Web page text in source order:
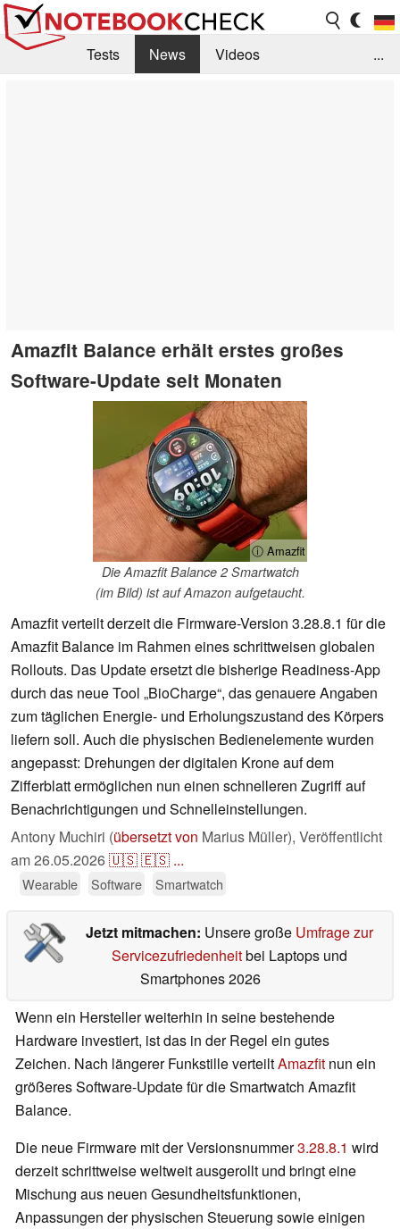
Tests News
Videos
...
Amazfit Balance erhält erstes großes
Software-Update seit Monaten
ⓘ Amazfit
Die Amazfit Balance 2 Smartwatch
(im Bild) ist auf Amazon aufgetaucht.
Amazfit verteilt derzeit die Firmware-Version 3.28.8.1 für die
Amazfit Balance im Rahmen eines schrittweisen globalen
Rollouts. Das Update ersetzt die bisherige Readiness-App
durch das neue Tool „BioCharge“, das genauere Angaben
zum täglichen Energie- und Erholungszustand des Körpers
liefern soll. Auch die physischen Bedienelemente wurden
angepasst: Drehungen der digitalen Krone auf dem
Zifferblatt ermöglichen nun einen schnelleren Zugriff auf
Benachrichtigungen und Schnelleinstellungen.
Antony Muchiri (übersetzt von Marius Müller), Veröffentlicht
am26.05.2026🇺🇸🇪🇸 ...
Wearable Software Smartwatch
Jetzt mitmachen: Unsere große Umfrage zur
Servicezufriedenheitbei Laptops und
Smartphones 2026
Wenn ein Hersteller weiterhin in seine bestehende
Hardware investiert, ist das in der Regel ein gutes
Zeichen. Nach längerer Funkstille verteiltAmazfit nun ein
größeres Software-Update für die Smartwatch Amazfit
Balance.
Die neue Firmware mit der Versionsnummer3.28.8.1 wird
derzeit schrittweise weltweit ausgerollt und bringt eine
Mischung aus neuen Gesundheitsfunktionen,
Anpassungen der physischen Steuerung sowie einigen